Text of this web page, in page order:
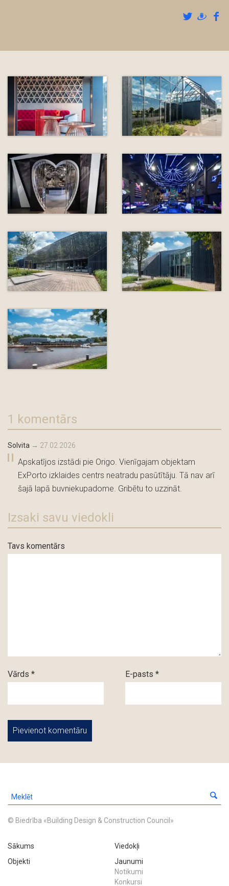
1 komentārs
Solvita → 27.02.2026
Apskatījos izstādi pie Origo. Vienīgajam objektam
ExPorto izklaides centrs neatradu pasūtītāju. Tā nav arī
šajā lapā buvniekupadome. Gribētu to uzzināt.
Izsaki savu viedokli
Tavs komentārs
Vārds * E-pasts *
© Biedrība «Building Design & Construction Council»
Sākums
Viedokļi
Objekti
Jaunumi
Notikumi
Konkursi